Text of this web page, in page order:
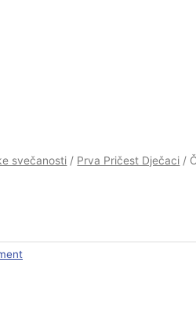
svečanosti / Prva Pričest Dječaci /